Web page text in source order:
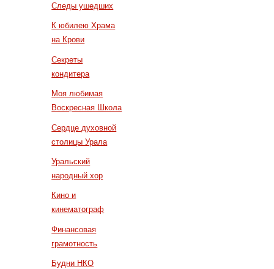
Следы ушедших
К юбилею Храма
на Крови
Секреты
кондитера
Моя любимая
Воскресная Школа
Сердце духовной
столицы Урала
Уральский
народный хор
Кино и
кинематограф
Финансовая
грамотность
Будни НКО